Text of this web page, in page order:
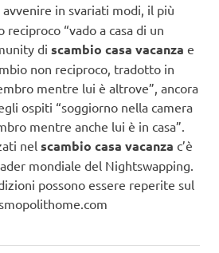
in svariati modi, il più
reciproco “vado a casa di un
di scambio casa vacanza e
non reciproco, tradotto in
mentre lui è altrove”, ancora
ospiti “soggiorno nella camera
mentre anche lui è in casa”.
nel scambio casa vacanza c’è
mondiale del Nightswapping.
possono essere reperite sul